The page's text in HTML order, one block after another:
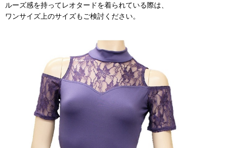
ルーズ感を持ってレオタードを着られている際は、
ワンサイズ上のサイズもご検討ください。